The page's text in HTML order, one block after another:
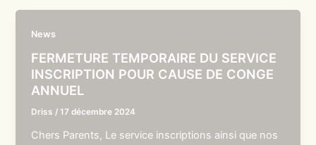
News
FERMETURE TEMPORAIRE DU SERVICE
INSCRIPTION POUR CAUSE DE CONGE
ANNUEL
Driss /17 décembre 2024
Chers Parents, Le service inscriptions ainsi que nos